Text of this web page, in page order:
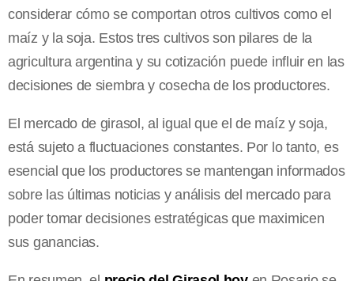
considerar cómo se comportan otros cultivos como el
maíz y la soja. Estos tres cultivos son pilares de la
agricultura argentina y su cotización puede influir en las
decisiones de siembra y cosecha de los productores.
El mercado de girasol, al igual que el de maíz y soja,
está sujeto a fluctuaciones constantes. Por lo tanto, es
esencial que los productores se mantengan informados
sobre las últimas noticias y análisis del mercado para
poder tomar decisiones estratégicas que maximicen
sus ganancias.